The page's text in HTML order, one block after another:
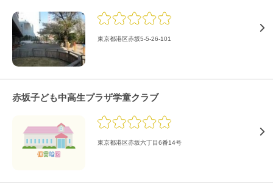
東京都港区赤坂5-5-26-101
赤坂子ども中高生プラザ学童クラブ
東京都港区赤坂六丁目6番14号